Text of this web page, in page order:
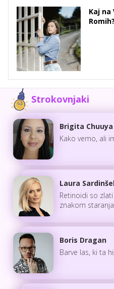
Kaj na
Romih?
Strokovnjaki
Brigita Chuuya
Kako vemo, ali
Laura
Retinoidi so
znakom staranja
Boris Dragan
Barve las, ki ta